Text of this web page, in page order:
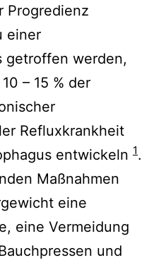
Progredienz
einer
getroffen werden,
– 15 % der
Refluxkrankheit
entwickeln 1.
Maßnahmen
eine
eine Vermeidung
und